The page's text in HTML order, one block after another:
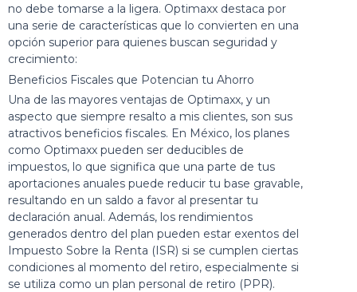
no debe tomarse a la ligera. Optimaxx destaca por
una serie de características que lo convierten en una
opción superior para quienes buscan seguridad y
crecimiento:
Beneficios Fiscales que Potencian tu Ahorro
Una de las mayores ventajas de Optimaxx, y un
aspecto que siempre resalto a mis clientes, son sus
atractivos beneficios fiscales. En México, los planes
como Optimaxx pueden ser deducibles de
impuestos, lo que significa que una parte de tus
aportaciones anuales puede reducir tu base gravable,
resultando en un saldo a favor al presentar tu
declaración anual. Además, los rendimientos
generados dentro del plan pueden estar exentos del
Impuesto Sobre la Renta (ISR) si se cumplen ciertas
condiciones al momento del retiro, especialmente si
se utiliza como un plan personal de retiro (PPR).